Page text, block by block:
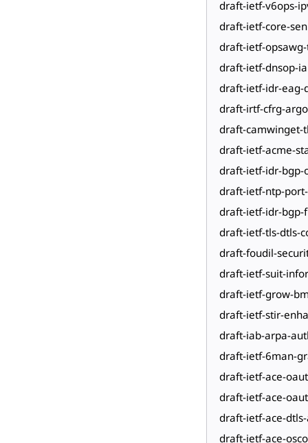
draft-ietf-v6ops-
draft-ietf-core-
draft-ietf-
draft-ietf-dnsop-
draft-ietf-idr-eag-
draft-irtf-cfrg-
draft-camwinget-
draft-ietf-acme-
draft-ietf-idr-
draft-ietf-ntp-
draft-ietf-idr-bgp-
draft-ietf-tls-dtls-
draft-foudil-
draft-ietf-suit-
draft-ietf-grow-
draft-ietf-stir-
draft-iab-arpa-
draft-ietf-6man-
draft-ietf-ace-
draft-ietf-ace-
draft-ietf-ace-
draft-ietf-ace-